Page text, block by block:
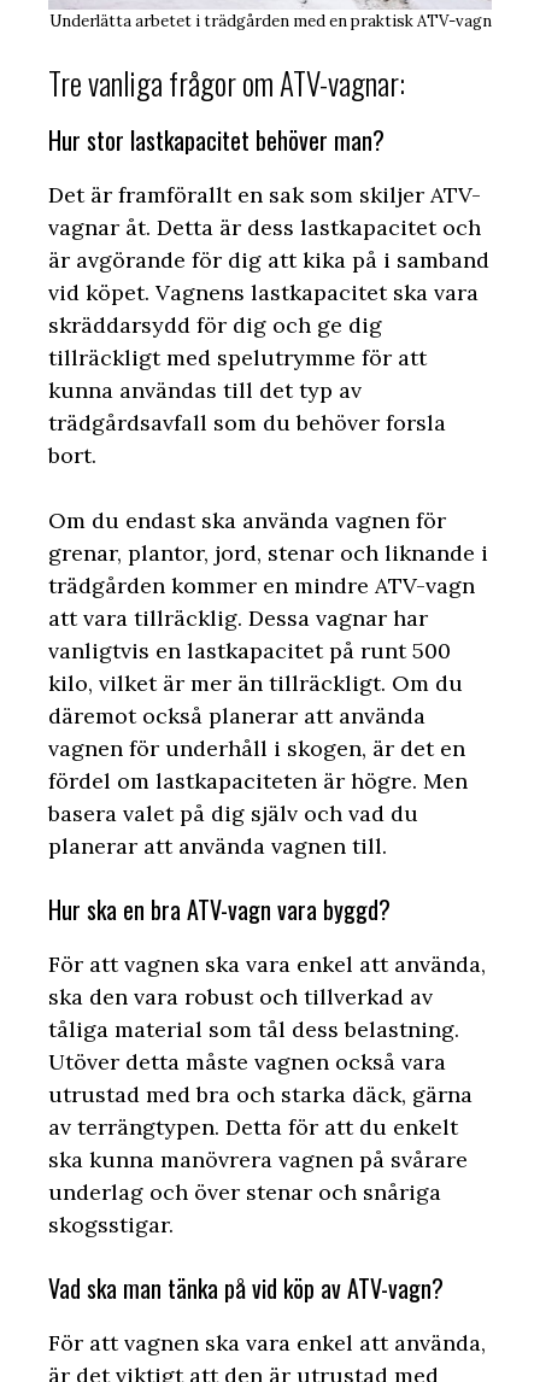
Underlätta arbetet i trädgården med en praktisk ATV-vagn
Tre vanliga frågor om ATV-vagnar:
Hur stor lastkapacitet behöver man?
Det är framförallt en sak som skiljer ATV-
vagnar åt. Detta är dess lastkapacitet och
är avgörande för dig att kika på i samband
vid köpet. Vagnens lastkapacitet ska vara
skräddarsydd för dig och ge dig
tillräckligt med spelutrymme för att
kunna användas till det typ av
trädgårdsavfall som du behöver forsla
bort.
Om du endast ska använda vagnen för
grenar, plantor, jord, stenar och liknande i
trädgården kommer en mindre ATV-vagn
att vara tillräcklig. Dessa vagnar har
vanligtvis en lastkapacitet på runt 500
kilo, vilket är mer än tillräckligt. Om du
däremot också planerar att använda
vagnen för underhåll i skogen, är det en
fördel om lastkapaciteten är högre. Men
basera valet på dig själv och vad du
planerar att använda vagnen till.
Hur ska en bra ATV-vagn vara byggd?
För att vagnen ska vara enkel att använda,
ska den vara robust och tillverkad av
tåliga material som tål dess belastning.
Utöver detta måste vagnen också vara
utrustad med bra och starka däck, gärna
av terrängtypen. Detta för att du enkelt
ska kunna manövrera vagnen på svårare
underlag och över stenar och snåriga
skogsstigar.
Vad ska man tänka på vid köp av ATV-vagn?
För att vagnen ska vara enkel att använda,
är det viktigt att den är utrustad med